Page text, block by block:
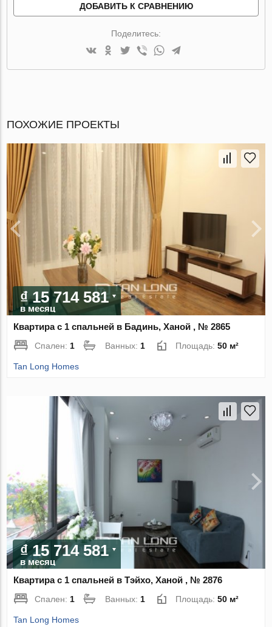
ДОБАВИТЬ К СРАВНЕНИЮ
Поделитесь:
ПОХОЖИЕ ПРОЕКТЫ
₫ 15 714 581
в месяц
Квартира с 1 спальней в Бадинь, Ханой , № 2865
Спален:1 Ванных:1 Площадь:50 м²
Tan Long Homes
₫ 15 714 581
в месяц
Квартира с 1 спальней в Тэйхо, Ханой , № 2876
Спален: 1 Ванных: 1 Площадь:50 м²
Tan Long Homes